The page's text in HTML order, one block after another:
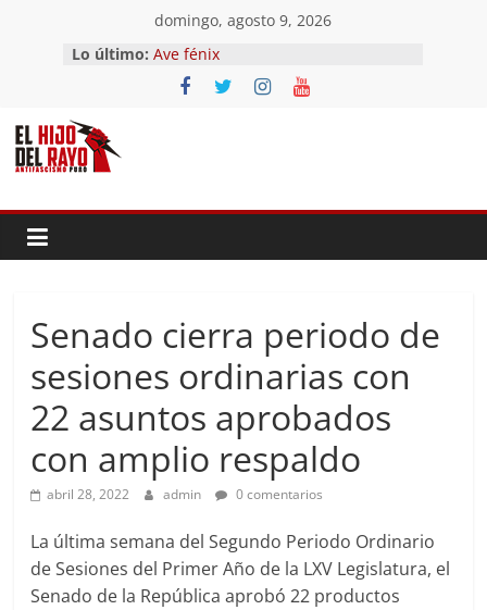
contenido
domingo, agosto 9, 2026
Lo último:
El segundo (Del II Tomo del
Pandemonium)
Ave fénix
¿Dios no existe?
Senado cierra periodo de
sesiones ordinarias con
22 asuntos aprobados
con amplio respaldo
abril 28, 2022 admin 0 comentarios
La última semana del Segundo Periodo Ordinario
de Sesiones del Primer Año de la LXV Legislatura, el
Senado de la República aprobó 22 productos